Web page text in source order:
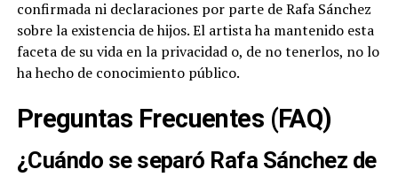
confirmada ni declaraciones por parte de Rafa Sánchez
sobre la existencia de hijos. El artista ha mantenido esta
faceta de su vida en la privacidad o, de no tenerlos, no lo
ha hecho de conocimiento público.
Preguntas Frecuentes (FAQ)
¿Cuándo se separó Rafa Sánchez de